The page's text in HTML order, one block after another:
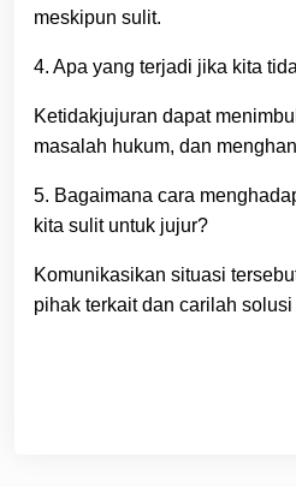
meskipun sulit.
4. Apa yang terjadi jika kita
Ketidakjujuran dapat
masalah hukum, dan
5. Bagaimana cara
kita sulit untuk jujur?
Komunikasikan situasi
pihak terkait dan carilah solusi